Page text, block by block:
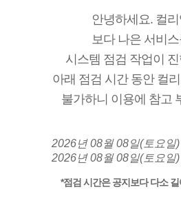
안녕하세요. 컬
보다 나은 서비스
시스템 점검 작업이
아래 점검 시간 동안 컬
불가하니 이용에 참고
2026년 08월 08일(토요일
2026년 08월 08일(토요일
*점검 시간은 공지보다 다소